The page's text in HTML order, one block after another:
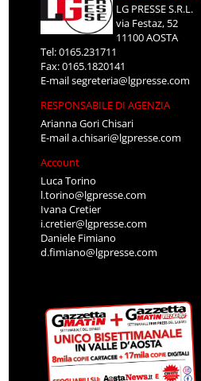
LG PRESSE S.R.L.
via Festaz, 52
11100 AOSTA
Tel: 0165.231711
Fax: 0165.1820141
E-mailsegreteria@lgpresse.com
RESPONSABILE DI AGENZIA
Arianna Gori Chisari
E-maila.chisari@lgpresse.com
Account
Luca Torino
l.torino@lgpresse.com
Ivana Cretier
i.cretier@lgpresse.com
Daniele Fimiano
d.fimiano@lgpresse.com